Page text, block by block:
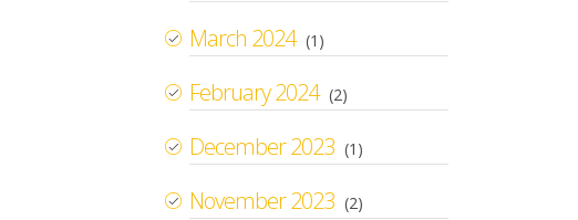
March 2024 (1)
February 2024 (2)
December 2023 (1)
November 2023 (2)